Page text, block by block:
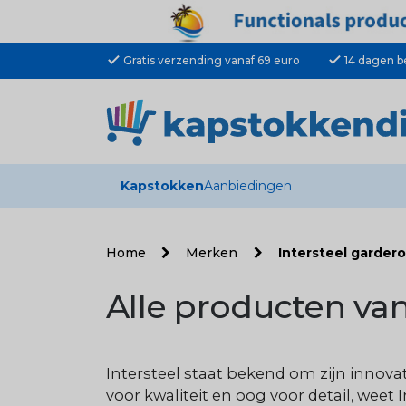
check Gratis verzending vanaf 69 euro check 14 dagen
KapstokkenAanbiedingen
Home Merken Intersteel
Alle producten
Intersteel staat bekend om zijn
voor kwaliteit en oog voor detail, weet